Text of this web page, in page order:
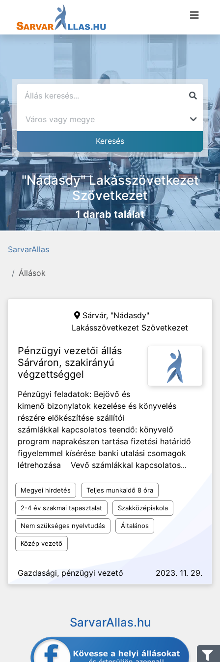
"Nádasdy" Lakásszövetkezet
Szövetkezet
1 darab találat
SarvarAllas
Állások
Sárvár, "Nádasdy"
Lakásszövetkezet Szövetkezet
Pénzügyi vezetői állás
Sárváron, szakirányú
végzettséggel
Pénzügyi feladatok: Bejövő és
kimenő bizonylatok kezelése és könyvelés
részére előkészítése szállítói
számlákkal kapcsolatos teendő: könyvelő
program naprakészen tartása fizetési határidő
figyelemmel kísérése banki utalási csomagok
létrehozása Vevő számlákkal kapcsolatos...
Megyei hirdetés Teljes munkaidő 8 óra
2-4 év szakmai tapasztalat Szakközépiskola
Nem szükséges nyelvtudás Általános
Közép vezető
Gazdasági, pénzügyi vezető 2023. 11. 29.
SarvarAllas.hu